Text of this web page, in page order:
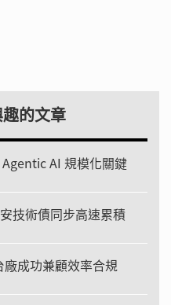
的文章
AI 規模化關鍵
技術債同步高速累積
成功兼顧效率合規